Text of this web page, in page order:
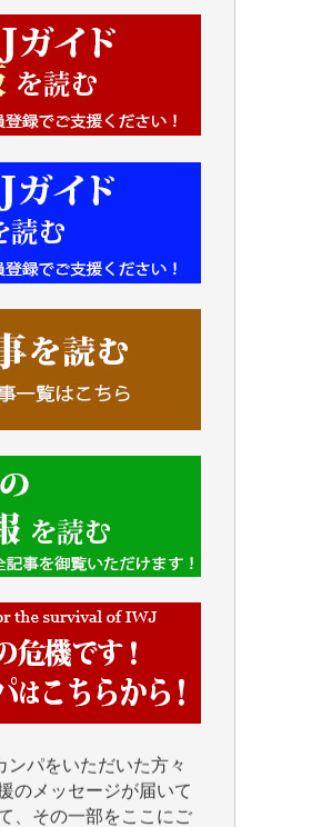
ンパをいただいた方々
、その一部をここにご